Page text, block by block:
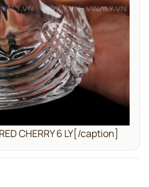
CHERRY 6 LY[/caption]